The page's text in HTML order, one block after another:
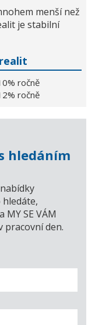
menší než
je stabilní
ročně
ročně
hledáním
SE VÁM
pracovní den.